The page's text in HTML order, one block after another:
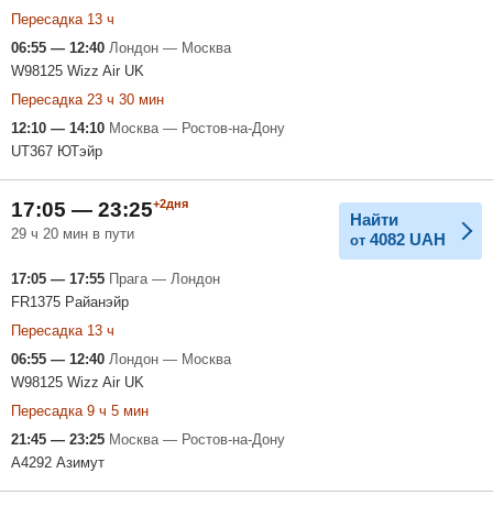
Пересадка 13 ч
06:55 — 12:40 Лондон — Москва
W98125 Wizz Air UK
Пересадка 23 ч 30 мин
12:10 — 14:10 Москва — Ростов-на-Дону
UT367 ЮТэйр
17:05 — 23:25+2дня
29 ч 20 мин в пути
Найти
от 4082 UAH
17:05 — 17:55 Прага — Лондон
FR1375 Райанэйр
Пересадка 13 ч
06:55 — 12:40 Лондон — Москва
W98125 Wizz Air UK
Пересадка 9 ч 5 мин
21:45 — 23:25 Москва — Ростов-на-Дону
A4292 Азимут